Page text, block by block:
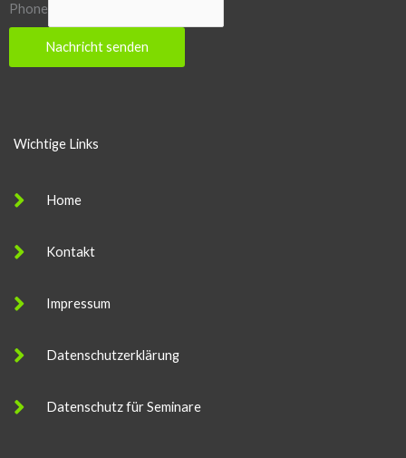
Phone
Nachricht senden
Wichtige Links
Home
Kontakt
Impressum
Datenschutzerklärung
Datenschutz für Seminare